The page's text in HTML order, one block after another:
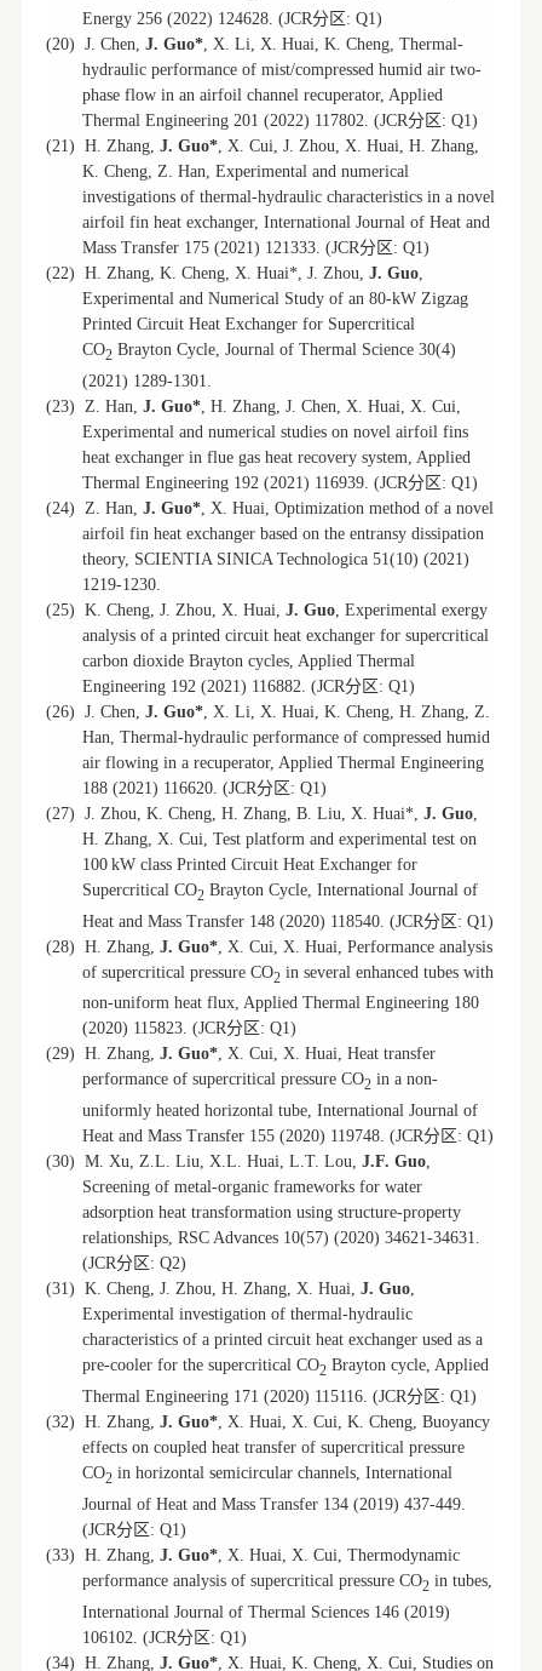
Energy 256 (2022) 124628. (JCR分区: Q1)
(20) J. Chen, J. Guo* , X. Li, X. Huai, K. Cheng, Thermal-
hydraulic performance of mist/compressed humid air two-
phase flow in an airfoil channel recuperator, Applied
Thermal Engineering 201 (2022) 117802. (JCR分区: Q1)
(21) H. Zhang, J. Guo* , X. Cui, J. Zhou, X. Huai, H. Zhang,
K. Cheng, Z. Han, Experimental and numerical
investigations of thermal-hydraulic characteristics in a novel
airfoil fin heat exchanger, International Journal of Heat and
Mass Transfer 175 (2021) 121333. (JCR分区: Q1)
(22) H. Zhang, K. Cheng, X. Huai*, J. Zhou, J. Guo
Experimental and Numerical Study of an 80-kW Zigzag
Printed Circuit Heat Exchanger for Supercritical
CO2 Brayton Cycle, Journal of Thermal Science 30(4)
(2021) 1289-1301.
(23)
Z. Han, J. Guo* , H. Zhang, J. Chen, X. Huai, X. Cui,
Experimental and numerical studies on novel airfoil fins
heat exchanger in flue gas heat recovery system, Applied
Thermal Engineering 192 (2021) 116939. (JCR分区: Q1)
(24)
Z. Han, J. Guo* , X. Huai, Optimization method of a novel
airfoil fin heat exchanger based on the entransy dissipation
theory, SCIENTIA SINICA Technologica 51(10) (2021)
1219-1230.
(25) K. Cheng, J. Zhou, X. Huai, J. Guo , Experimental exergy
analysis of a printed circuit heat exchanger for supercritical
carbon dioxide Brayton cycles, Applied Thermal
Engineering 192 (2021) 116882. (JCR分区: Q1)
(26) J. Chen, J. Guo* , X. Li, X. Huai, K. Cheng, H. Zhang, Z.
Han, Thermal-hydraulic performance of compressed humid
air flowing in a recuperator, Applied Thermal Engineering
188 (2021) 116620. (JCR分区: Q1)
(27) J. Zhou, K. Cheng, H. Zhang, B. Liu, X. Huai*, J. Guo
H. Zhang, X. Cui, Test platform and experimental test on
100 kW class Printed Circuit Heat Exchanger for
Supercritical CO2 Brayton Cycle, International Journal of
Heat and Mass Transfer 148 (2020) 118540. (JCR分区: Q1)
(28) H. Zhang, J. Guo* , X. Cui, X. Huai, Performance analysis
of supercritical pressure CO2 in several enhanced tubes with
non-uniform heat flux, Applied Thermal Engineering 180
(2020) 115823. (JCR分区: Q1)
(29) H. Zhang, J. Guo*, X. Cui, X. Huai, Heat transfer
performance of supercritical pressure CO2 in a non-
uniformly heated horizontal tube, International Journal of
Heat and Mass Transfer 155 (2020) 119748. (JCR分区: Q1)
(30) M. Xu, Z.L. Liu, X.L. Huai, L.T. Lou, J.F. Guo,
Screening of metal-organic frameworks for water
adsorption heat transformation using structure-property
relationships, RSC Advances 10(57) (2020) 34621-34631.
(JCR分区: Q2)
(31) K. Cheng, J. Zhou, H. Zhang, X. Huai, J. Guo,
Experimental investigation of thermal-hydraulic
characteristics of a printed circuit heat exchanger used as a
pre-cooler for the supercritical CO2 Brayton cycle, Applied
Thermal Engineering 171 (2020) 115116. (JCR分区: Q1)
(32) H. Zhang, J. Guo* , X. Huai, X. Cui, K. Cheng, Buoyancy
effects on coupled heat transfer of supercritical pressure
CO2 in horizontal semicircular channels, International
Journal of Heat and Mass Transfer 134 (2019) 437-449.
(JCR分区: Q1)
(33) H. Zhang, J. Guo* , X. Huai, X. Cui, Thermodynamic
performance analysis of supercritical pressure CO2 in tubes,
International Journal of Thermal Sciences 146 (2019)
106102. (JCR分区: Q1)
(34) H. Zhang, J. Guo* , X. Huai, K. Cheng, X. Cui, Studies on